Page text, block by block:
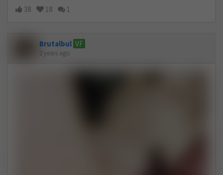
38 18 1
Brutalbul VF
2 years ago